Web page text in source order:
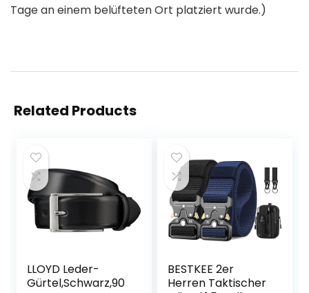
Tage an einem belüfteten Ort platziert wurde.)
Related Products
LLOYD Leder-
Gürtel,Schwarz,90
BESTKEE 2er
Herren Taktischer